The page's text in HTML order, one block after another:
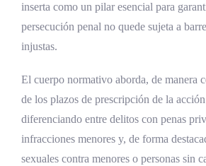
inserta como un pilar esencial para
persecución penal no quede sujeta a
injustas.
El cuerpo normativo aborda, de manera
de los plazos de prescripción de la
diferenciando entre delitos con penas
infracciones menores y, de forma
sexuales contra menores o personas sin